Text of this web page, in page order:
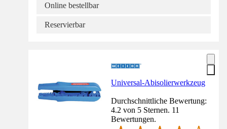
Online bestellbar
Reservierbar
Universal-Abisolierwerkzeug
Durchschnittliche Bewertung:
4.2 von 5 Sternen. 11
Bewertungen.